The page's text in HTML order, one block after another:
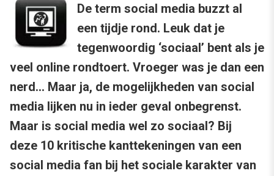
De term social media buzzt al
een tijdje rond. Leuk dat je
tegenwoordig ‘sociaal’ bent als je
veel online rondtoert. Vroeger was je dan een
nerd… Maar ja, de mogelijkheden van social
media lijken nu in ieder geval onbegrenst.
Maar is social media wel zo sociaal? Bij
deze 10 kritische kanttekeningen van een
social media fan bij het sociale karakter van